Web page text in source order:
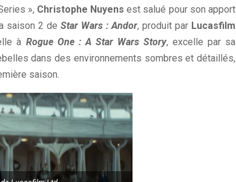
», Christophe Nuyens est salué pour son apport
saison 2 de Star Wars : Andor, produit par Lucasfilm
à Rogue One : A Star Wars Story, excelle par sa
dans des environnements sombres et détaillés,
saison.